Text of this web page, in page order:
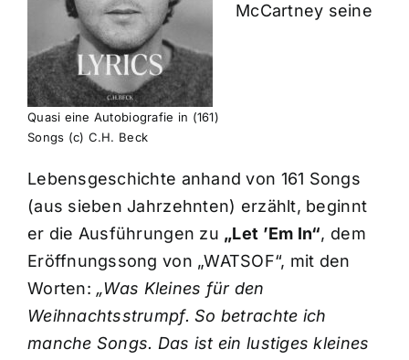
Quasi eine Autobiografie in (161)
Songs (c) C.H. Beck
McCartney seine
Lebensgeschichte anhand von 161 Songs
(aus sieben Jahrzehnten) erzählt, beginnt
er die Ausführungen zu „Let ’Em In“, dem
Eröffnungssong von „WATSOF“, mit den
Worten: „Was Kleines für den
Weihnachtsstrumpf. So betrachte ich
manche Songs. Das ist ein lustiges kleines